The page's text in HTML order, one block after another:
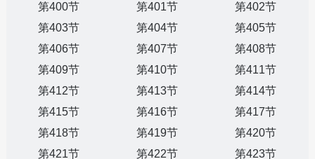
第400节
第401节
第402节
第403节
第404节
第405节
第406节
第407节
第408节
第409节
第410节
第411节
第412节
第413节
第414节
第415节
第416节
第417节
第418节
第419节
第420节
第421节
第422节 第423节